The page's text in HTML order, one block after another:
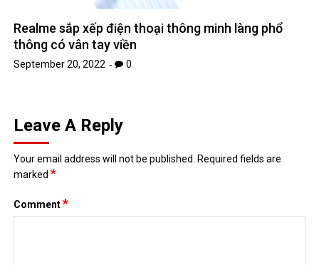
Realme sắp xếp điện thoại thông minh làng phổ
thông có vân tay viền
September 20, 2022 0
Leave A Reply
Your email address will not be published. Required fields are
marked*
Comment*